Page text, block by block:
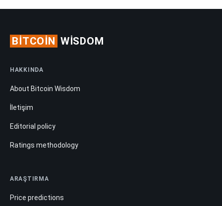
BITCOIN WISDOM
HAKKINDA
About Bitcoin Wisdom
İletişim
Editorial policy
Ratings methodology
ARAŞTIRMA
Price predictions